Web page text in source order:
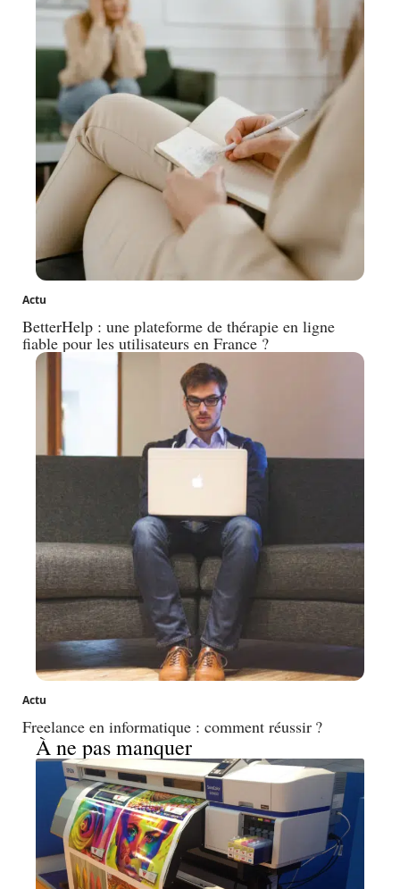
Actu
BetterHelp : une plateforme de thérapie en ligne
fiable pour les utilisateurs en France ?
Actu
Freelance en informatique : comment réussir ?
À ne pas manquer